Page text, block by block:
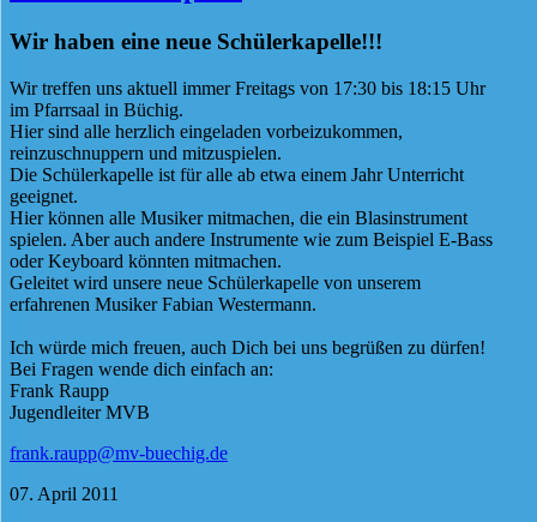
Wir haben eine neue Schülerkapelle!!!
Wir treffen uns aktuell immer Freitags von 17:30 bis 18:15 Uhr
im Pfarrsaal in Büchig.
Hier sind alle herzlich eingeladen vorbeizukommen,
reinzuschnuppern und mitzuspielen.
Die Schülerkapelle ist für alle ab etwa einem Jahr Unterricht
geeignet.
Hier können alle Musiker mitmachen, die ein Blasinstrument
spielen. Aber auch andere Instrumente wie zum Beispiel E-Bass
oder Keyboard könnten mitmachen.
Geleitet wird unsere neue Schülerkapelle von unserem
erfahrenen Musiker Fabian Westermann.
Ich würde mich freuen, auch Dich bei uns begrüßen zu dürfen!
Bei Fragen wende dich einfach an:
Frank Raupp
Jugendleiter MVB
frank.raupp@mv-buechig.de
07. April 2011